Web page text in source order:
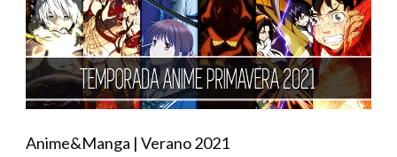
Anime&Manga | Verano 2021